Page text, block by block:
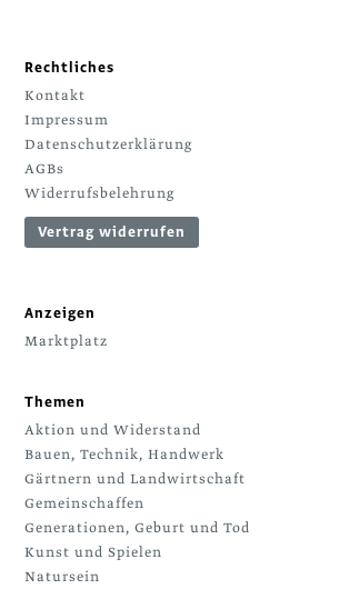
Rechtliches
Kontakt
Impressum
Datenschutzerklärung
AGBs
Widerrufsbelehrung
Vertrag widerrufen
Anzeigen
Marktplatz
Themen
Aktion und Widerstand
Bauen, Technik, Handwerk
Gärtnern und Landwirtschaft
Gemeinschaffen
Generationen, Geburt und Tod
Kunst und Spielen
Natursein